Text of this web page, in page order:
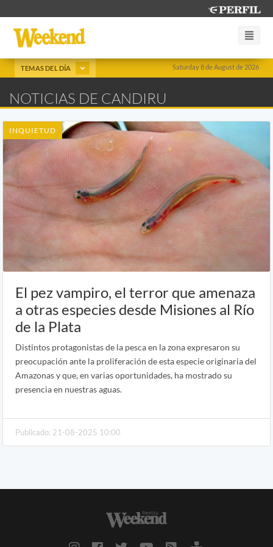
Saturday 8 de August de 2026
TEMAS DEL DÍA
NOTICIAS DE CANDIRU
INQUIETUD
El pez vampiro, el terror que amenaza
a otras especies desde Misiones al Río
de la Plata
Distintos protagonistas de la pesca en la zona expresaron su
preocupación ante la proliferación de esta especie originaria del
Amazonas y que, en varias oportunidades, ha mostrado su
presencia en nuestras aguas.
Publicado: 21-08-2025 10:00